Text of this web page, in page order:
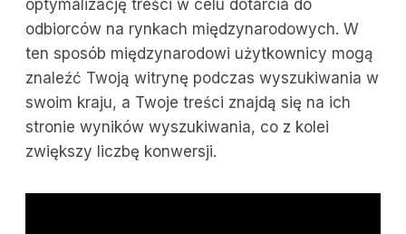
optymalizację treści w celu dotarcia do
odbiorców na rynkach międzynarodowych. W
ten sposób międzynarodowi użytkownicy mogą
znaleźć Twoją witrynę podczas wyszukiwania w
swoim kraju, a Twoje treści znajdą się na ich
stronie wyników wyszukiwania, co z kolei
zwiększy liczbę konwersji.